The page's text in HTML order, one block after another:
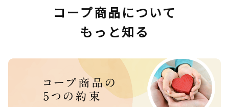
コープ商品について
もっと知る